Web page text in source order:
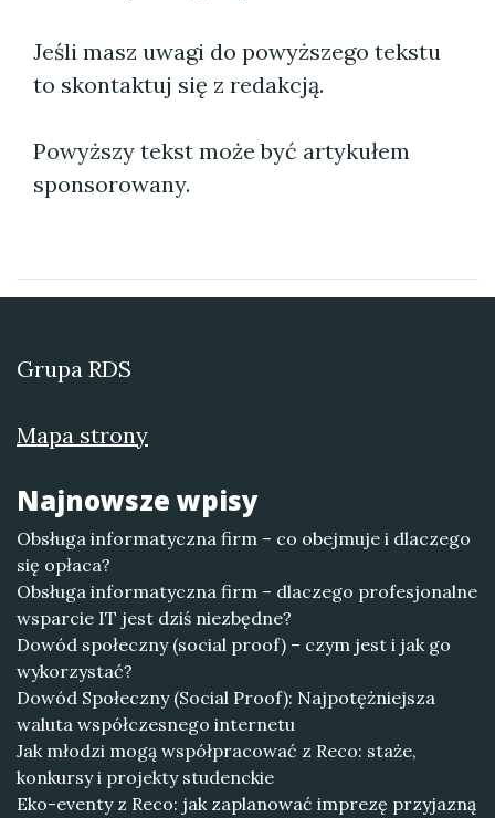
Jeśli masz uwagi do powyższego tekstu
to skontaktuj się z redakcją.
Powyższy tekst może być artykułem
sponsorowany.
Grupa RDS
Mapa strony
Najnowsze wpisy
Obsługa informatyczna firm – co obejmuje i dlaczego
się opłaca?
Obsługa informatyczna firm – dlaczego profesjonalne
wsparcie IT jest dziś niezbędne?
Dowód społeczny (social proof) – czym jest i jak go
wykorzystać?
Dowód Społeczny (Social Proof): Najpotężniejsza
waluta współczesnego internetu
Jak młodzi mogą współpracować z Reco: staże,
konkursy i projekty studenckie
Eko-eventy z Reco: jak zaplanować imprezę przyjazną